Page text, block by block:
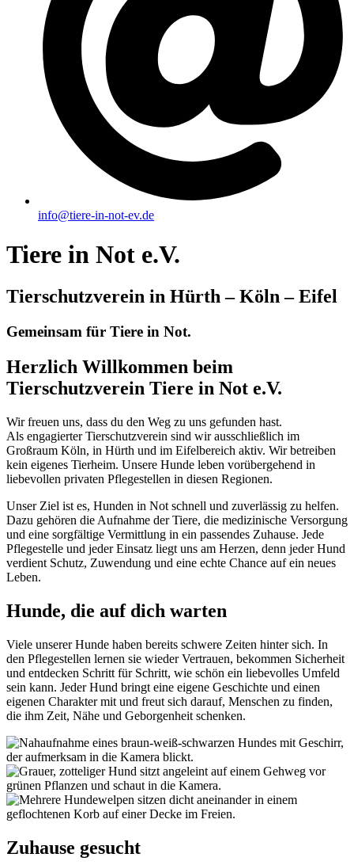
info@tiere-in-not-ev.de
Tiere in Not e.V.
Tierschutzverein in Hürth – Köln – Eifel
Gemeinsam für Tiere in Not.
Herzlich Willkommen beim
Tierschutzverein Tiere in Not e.V.
Wir freuen uns, dass du den Weg zu uns gefunden hast.
Als engagierter Tierschutzverein sind wir ausschließlich im
Großraum Köln, in Hürth und im Eifelbereich aktiv. Wir betreiben
kein eigenes Tierheim. Unsere Hunde leben vorübergehend in
liebevollen privaten Pflegestellen in diesen Regionen.
Unser Ziel ist es, Hunden in Not schnell und zuverlässig zu helfen.
Dazu gehören die Aufnahme der Tiere, die medizinische Versorgung
und eine sorgfältige Vermittlung in ein passendes Zuhause. Jede
Pflegestelle und jeder Einsatz liegt uns am Herzen, denn jeder Hund
verdient Schutz, Zuwendung und eine echte Chance auf ein neues
Leben.
Hunde, die auf dich warten
Viele unserer Hunde haben bereits schwere Zeiten hinter sich. In
den Pflegestellen lernen sie wieder Vertrauen, bekommen Sicherheit
und entdecken Schritt für Schritt, wie schön ein liebevolles Umfeld
sein kann. Jeder Hund bringt eine eigene Geschichte und einen
eigenen Charakter mit und freut sich darauf, Menschen zu finden,
die ihm Zeit, Nähe und Geborgenheit schenken.
Zuhause gesucht